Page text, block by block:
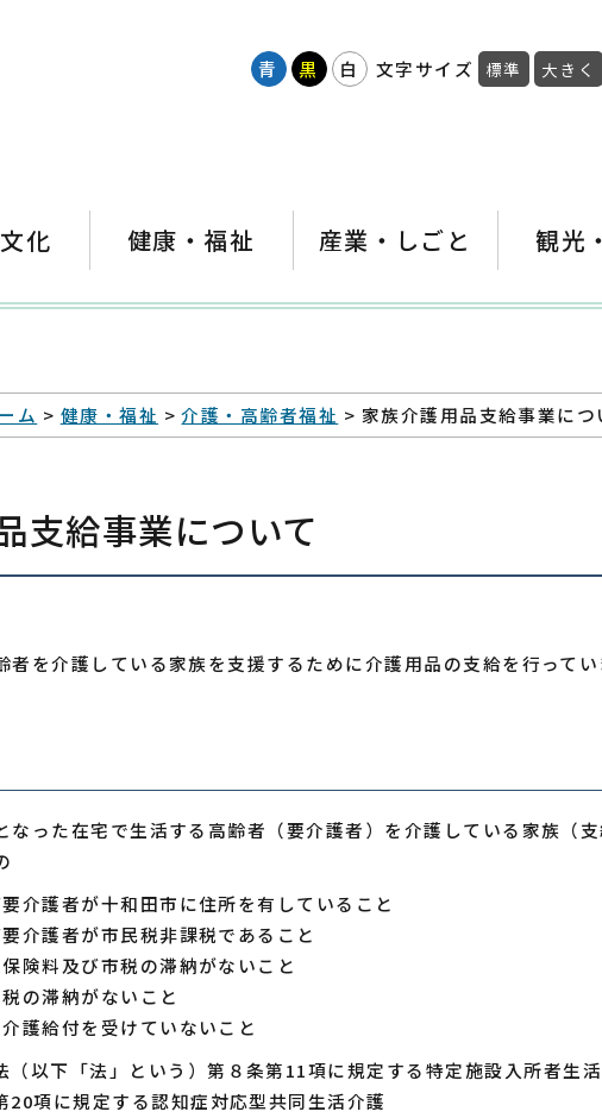
青 黒 白 文字サイズ 標準 大きく
化 健康・福祉 産業・しごと 観光
ム > 健康・福祉 >介護・高齢者福祉 > 家族介護用品支給事業につ
支給事業について
者を介護している家族を支援するために介護用品の支給を行ってい
なった在宅で生活する高齢者（要介護者）を介護している家族（
介護者が十和田市に住所を有していること
介護者が市民税非課税であること
険料及び市税の滞納がないこと
の滞納がないこと
護給付を受けていないこと
（以下「法」という）第８条第11項に規定する特定施設入所者生
20項に規定する認知症対応型共同生活介護